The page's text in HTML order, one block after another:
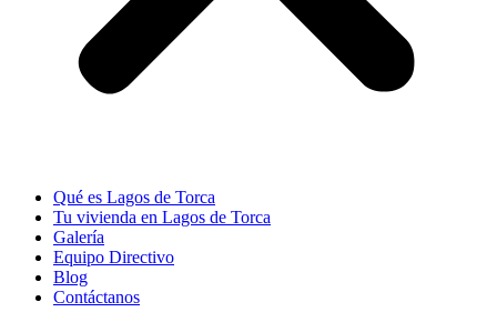
Qué es Lagos de Torca
Tu vivienda en Lagos de Torca
Galería
Equipo Directivo
Blog
Contáctanos